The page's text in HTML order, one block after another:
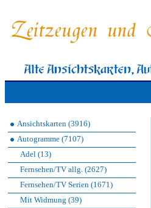
Ansichtskarten (3916)
Autogramme (7107)
Adel (13)
Fernsehen/TV allg. (2627)
Fernsehen/TV Serien (1671)
Mit Widmung (39)